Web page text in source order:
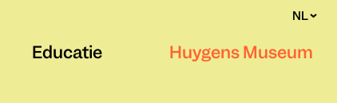
Educatie Huygens Museum
NL